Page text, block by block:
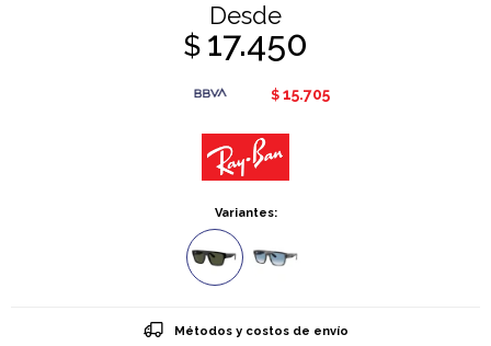
Desde
$ 17.450
$ 15.705
Variantes:
Métodos y costos de envío